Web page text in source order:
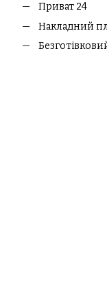
Приват 24
Накладний